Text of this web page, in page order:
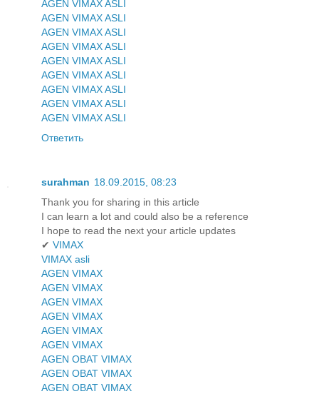
AGEN VIMAX ASLI
AGEN VIMAX ASLI
AGEN VIMAX ASLI
AGEN VIMAX ASLI
AGEN VIMAX ASLI
AGEN VIMAX ASLI
AGEN VIMAX ASLI
AGEN VIMAX ASLI
AGEN VIMAX ASLI
Ответить
surahman 18.09.2015, 08:23
Thank you for sharing in this article
I can learn a lot and could also be a reference
I hope to read the next your article updates
✔ VIMAX
VIMAX asli
AGEN VIMAX
AGEN VIMAX
AGEN VIMAX
AGEN VIMAX
AGEN VIMAX
AGEN VIMAX
AGEN OBAT VIMAX
AGEN OBAT VIMAX
AGEN OBAT VIMAX